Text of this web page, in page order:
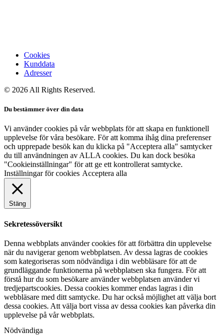
Cookies
Kunddata
Adresser
© 2026 All Rights Reserved.
Du bestämmer över din data
Vi använder cookies på vår webbplats för att skapa en funktionell
upplevelse för våra besökare. För att komma ihåg dina preferenser
och upprepade besök kan du klicka på "Acceptera alla" samtycker
du till användningen av ALLA cookies. Du kan dock besöka
"Cookieinställningar" för att ge ett kontrollerat samtycke.
Inställningar för cookies Acceptera alla
Stäng
Sekretessöversikt
Denna webbplats använder cookies för att förbättra din upplevelse
när du navigerar genom webbplatsen. Av dessa lagras de cookies
som kategoriseras som nödvändiga i din webbläsare för att de
grundläggande funktionerna på webbplatsen ska fungera. För att
förstå hur du som besökare använder webbplatsen använder vi
tredjepartscookies. Dessa cookies kommer endas lagras i din
webbläsare med ditt samtycke. Du har också möjlighet att välja bort
dessa cookies. Att välja bort vissa av dessa cookies kan påverka din
upplevelse på vår webbplats.
Nödvändiga